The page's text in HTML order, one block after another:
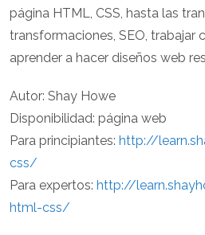
página HTML, CSS, hasta las
transformaciones, SEO, trabajar
aprender a hacer diseños web
Autor: Shay Howe
Disponibilidad: página web
Para principiantes: http://
css/
Para expertos: http://
html-css/